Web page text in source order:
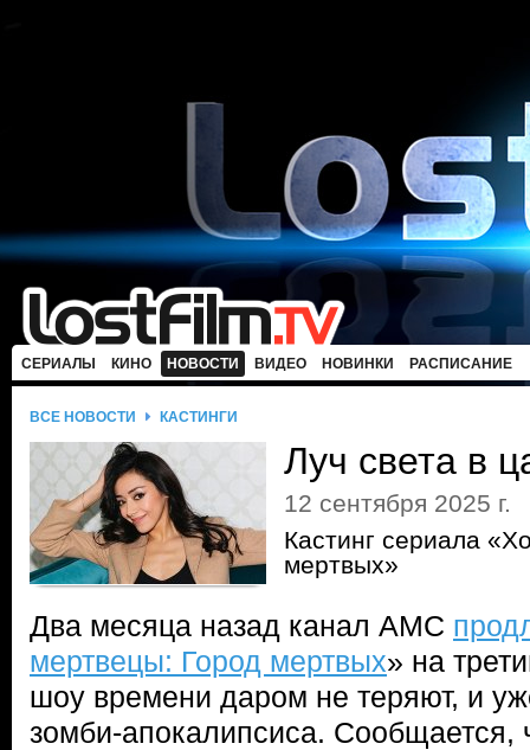
СЕРИАЛЫ КИНО НОВОСТИ ВИДЕО НОВИНКИ РАСПИСАНИЕ
ВСЕ НОВОСТИ КАСТИНГИ
Луч света в
12 сентября 2025 г.
Кастинг сериала
мертвых»
Два месяца назад канал AMC
мертвецы: Город мертвых» на
шоу времени даром не теряют, и
зомби-апокалипсиса. Сообщается,